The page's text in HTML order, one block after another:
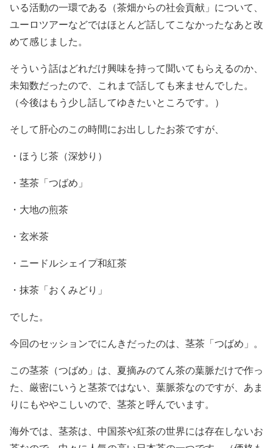
いる活動の一環である（茶畑からの社会貢献」について、
ユーロツアーなどではほとんど話してこなかったなあと改
めて感じました。
そういう話はどれだけ興味を持って聞いてもらえるのか、
未知数だったので、これまで話しても来ませんでした。
（今後はもう少し話してゆきたいところです。）
そして肝心のこの時間にお出ししたお茶ですが、
・ほうじ茶（深炒り）
・茎茶「つばめ」
・大地の煎茶
・玄米茶
・ニードルシェイプ和紅茶
・抹茶「おくみどり」
でした。
今回のセッションでにんきだったのは、茎茶「つばめ」。
この茎茶（つばめ」は、夏摘みのてん茶の葉脈だけで作っ
た、厳密にいうと茎茶ではない、葉脈茶なのですが、あま
りにもややこしいので、茎茶と呼んでいます。
海外では、茎茶は、中国茶や紅茶の世界には存在しないお